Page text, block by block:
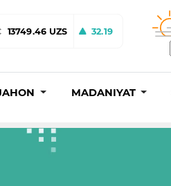
13749.46 UZS 32.19
MADANIYAT